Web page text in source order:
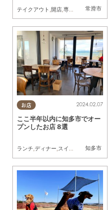
常滑市
テイクアウト 開店 専門店 家族,友人
お店
知多市
2024.02.07
ここ半年以内に知多市でオー
プンしたお店 8選
ランチ,ディナー,スイーツ 開店,ビュ